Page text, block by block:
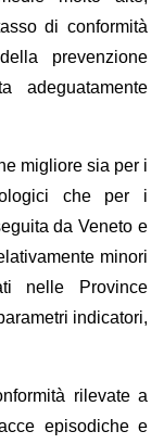
di conformità
prevenzione
migliore sia per i
che per i
da Veneto e
minori
nelle Province
indicatori,
rilevate a
episodiche e